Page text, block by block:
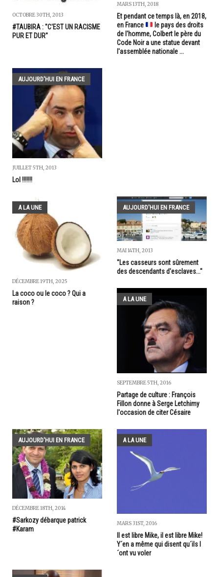
OCTOBRE 30TH, 2013
#TAUBIRA : "C'EST UN RACISME
PUR ET DUR"
MARS 13TH, 2018
Et pendant ce temps là, en 2018,
en France
le pays des droits
de l'homme, Colbert le père du
Code Noir a une statue devant
l'assemblée nationale ...
AUJOURD'HUI EN FRANCE
JUILLET 5TH, 2013
Lol !!!!!!!
A LA UNE
DÉCEMBRE 19TH, 2025
La coco ou le coco ? Qui a
raison ?
AUJOURD'HUI EN FRANCE
MAI 14TH, 2013
"Les casseurs sont sûrement
des descendants d'esclaves..."
A LA UNE
SEPTEMBRE 5TH, 2016
Partage de culture : François
Fillon donne à Serge Letchimy
l'occasion de citer Césaire
AUJOURD'HUI EN FRANCE
DÉCEMBRE 18TH, 2014
#Sarkozy débarque patrick
#Karam
A LA UNE
MARS 31ST, 2016
Il est libre Mike, il est libre Mike!
Y´en a même qui disent qu´ils l
´ont vu voler